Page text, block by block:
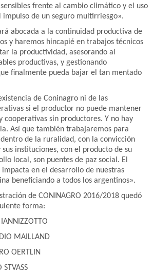
frente al cambio climático y el uso
impulso de un seguro multirriesgo».
abocada a la continuidad productiva de
y haremos hincapié en trabajos técnicos
la productividad, asesorando al
productivas, y gestionando
finalmente pueda bajar el tan mentado
de Coninagro ni de las
si el productor no puede mantener
cooperativas sin productores. Y no hay
Así que también trabajaremos para
de la ruralidad, con la convicción
instituciones, con el producto de su
local, son puentes de paz social. El
en el desarrollo de nuestras
beneficiando a todos los argentinos».
de CONINAGRO 2016/2018 quedó
forma:
IANNIZZOTTO
MAILLAND
OERTLIN
STVASS